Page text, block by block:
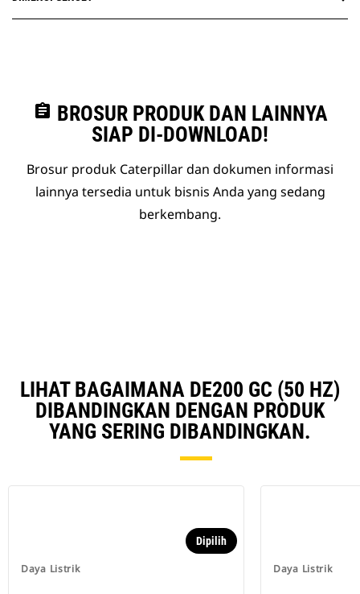
assignment BROSUR PRODUK DAN LAINNYA
SIAP DI-DOWNLOAD!
Brosur produk Caterpillar dan dokumen informasi
lainnya tersedia untuk bisnis Anda yang sedang
berkembang.
LIHAT BAGAIMANA DE200 GC (50 HZ)
DIBANDINGKAN DENGAN PRODUK
YANG SERING DIBANDINGKAN.
Daya Listrik
Dipilih
Daya Listrik